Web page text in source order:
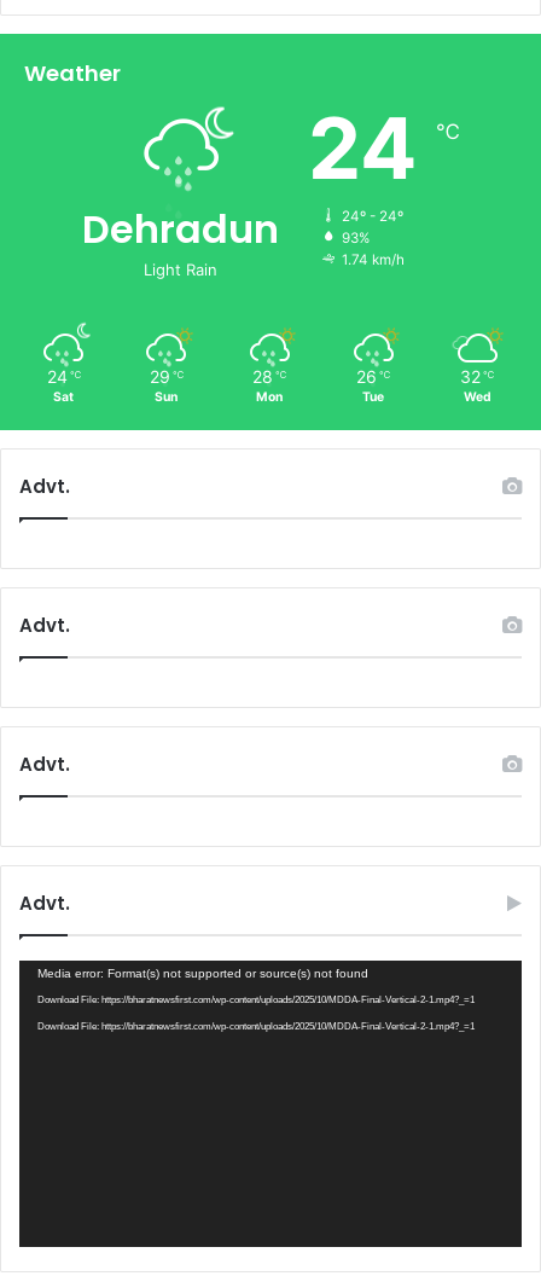
Weather
Dehradun
Light Rain
24 ℃
24º - 24º
93%
1.74 km/h
24 ℃
Sat
29 ℃
Sun
28 ℃
Mon
26 ℃
Tue
32 ℃
Wed
Advt.
Advt.
Advt.
Advt.
Video
Player
Media error: Format(s) not supported or source(s) not found
Download File: https://bharatnewsfirst.com/wp-content/uploads/2025/10/MDDA-Final-Vertical-2-1.mp4?_=1
Download File: https://bharatnewsfirst.com/wp-content/uploads/2025/10/MDDA-Final-Vertical-2-1.mp4?_=1